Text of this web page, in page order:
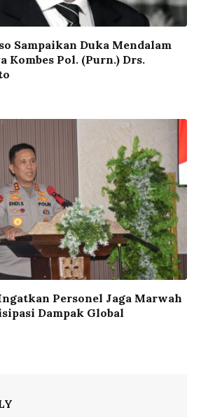
Sampaikan Duka Mendalam
Kombes Pol. (Purn.) Drs.
Personel Jaga Marwah
Dampak Global